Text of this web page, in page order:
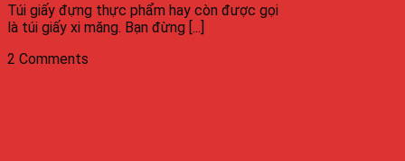
Túi giấy đựng thực phẩm hay còn được gọi
là túi giấy xi măng. Bạn đừng [...]
2 Comments